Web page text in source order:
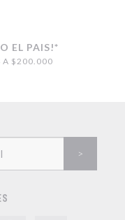
EL PAIS!*
A $200.000